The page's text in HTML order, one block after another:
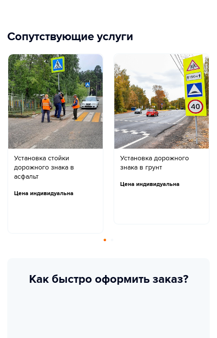
Сопутствующие услуги
Установка стойки
дорожного знака в
асфальт
Цена индивидуальна
Установка дорожного
знака в грунт
Цена индивидуальна
Как быстро оформить заказ?